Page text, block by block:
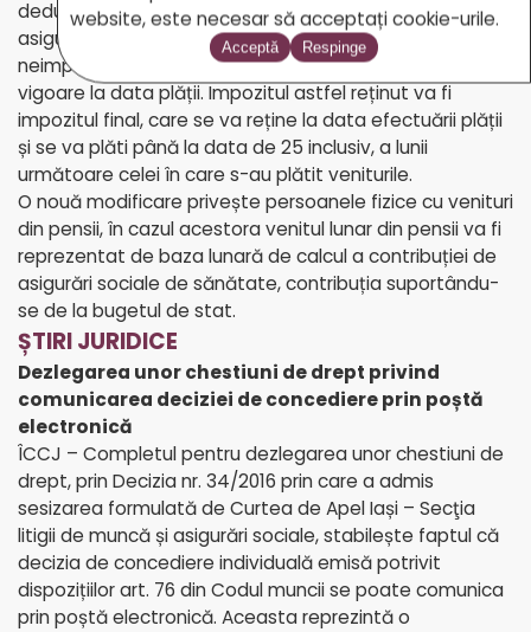
deducerea din suma totală a contribuției individuale de
asigurări sociale de sănătate, precum și a sumei
neimpozabile lunare, stabilite potrivit legislației în
vigoare la data plății. Impozitul astfel reținut va fi
impozitul final, care se va reține la data efectuării plății
și se va plăti până la data de 25 inclusiv, a lunii
următoare celei în care s-au plătit veniturile.
O nouă modificare privește persoanele fizice cu venituri
din pensii, în cazul acestora venitul lunar din pensii va fi
reprezentat de baza lunară de calcul a contribuției de
asigurări sociale de sănătate, contribuția suportându-
se de la bugetul de stat.
ȘTIRI JURIDICE
Dezlegarea unor chestiuni de drept privind
comunicarea deciziei de concediere prin poștă
electronică
ÎCCJ – Completul pentru dezlegarea unor chestiuni de
drept, prin Decizia nr. 34/2016 prin care a admis
sesizarea formulată de Curtea de Apel Iași – Secţia
litigii de muncă și asigurări sociale, stabilește faptul că
decizia de concediere individuală emisă potrivit
dispozițiilor art. 76 din Codul muncii se poate comunica
prin poștă electronică. Aceasta reprezintă o
website, este necesar să acceptați cookie-urile.
Acceptă Respinge